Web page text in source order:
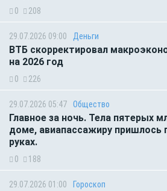
0 208
29.07.2026 09:00 Деньги
ВТБ скорректировал
на 2026 год
0 226
29.07.2026 05:47 Общество
Главное за ночь. Тела пятерых
доме, авиапассажиру пришлось
руках.
0 188
29.07.2026 01:00 Гороскоп